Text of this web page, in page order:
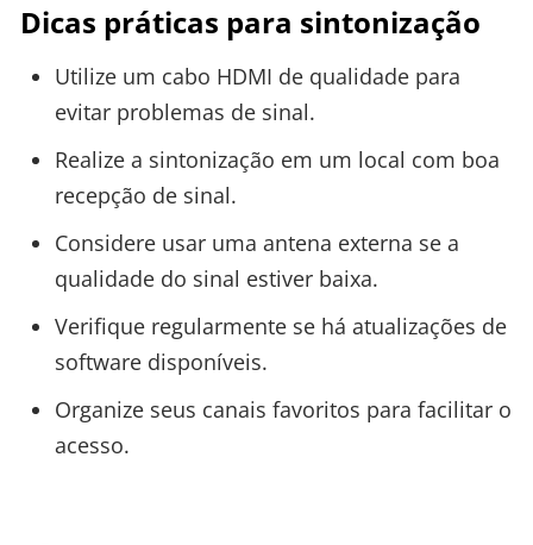
Dicas práticas para sintonização
Utilize um cabo HDMI de qualidade para
evitar problemas de sinal.
Realize a sintonização em um local com boa
recepção de sinal.
Considere usar uma antena externa se a
qualidade do sinal estiver baixa.
Verifique regularmente se há atualizações de
software disponíveis.
Organize seus canais favoritos para facilitar o
acesso.